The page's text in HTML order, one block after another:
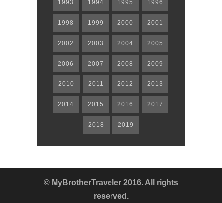
1993 1994 1995 1996
1998 1999 2000 2001
2002 2003 2004 2005
2006 2007 2008 2009
2010 2011 2012 2013
2014 2015 2016 2017
2018 2019
© MyBrotherTraveler 2016. All rights
reserved.